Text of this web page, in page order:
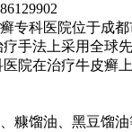
专科医院位于成
手法上采用全球
院在治疗牛皮癣
糠馏油、黑豆馏